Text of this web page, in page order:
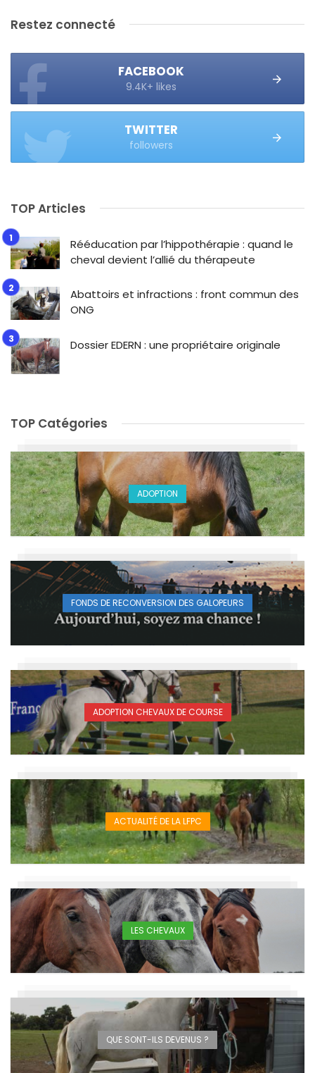
Restez connecté
FACEBOOK
9.4K+ likes
TWITTER
followers
TOP Articles
Rééducation par l’hippothérapie : quand le
cheval devient l’allié du thérapeute
Abattoirs et infractions : front commun des
ONG
Dossier EDERN : une propriétaire originale
TOP Catégories
ADOPTION
FONDS DE RECONVERSION DES GALOPEURS
ADOPTION CHEVAUX DE COURSE
ACTUALITÉ DE LA LFPC
LES CHEVAUX
QUE SONT-ILS DEVENUS ?